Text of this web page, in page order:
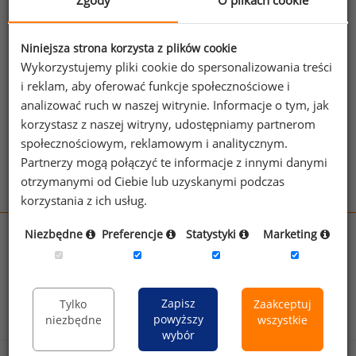
Jeżeli posiadasz dostęp, do pełnego raportu
jednego z powyższych stanowisk możesz za
jego pomocą sprawdzić raporty dla
pozostałych.
Wykorzystaj kod
Aby otrzymać darmowy kod dostępu weź udział
wOgólnopolskim Badaniu Wynagrodzeń.
wynagrodzenia.pl
sedlak.pl
kfw.sedlak.pl
badania
HR.pl
Niniejsza strona korzysta z plików cookie
Wykorzystujemy pliki cookie do spersonalizowania treści
i reklam, aby oferować funkcje społecznościowe i
analizować ruch w naszej witrynie. Informacje o tym, jak
korzystasz z naszej witryny, udostępniamy partnerom
społecznościowym, reklamowym i analitycznym.
Partnerzy mogą połączyć te informacje z innymi danymi
otrzymanymi od Ciebie lub uzyskanymi podczas
korzystania z ich usług.
Niezbędne Preferencje Statystyki Marketing
Tylko
niezbędne
Zapisz
powyższy
wybór
Zaakceptuj
wszystkie